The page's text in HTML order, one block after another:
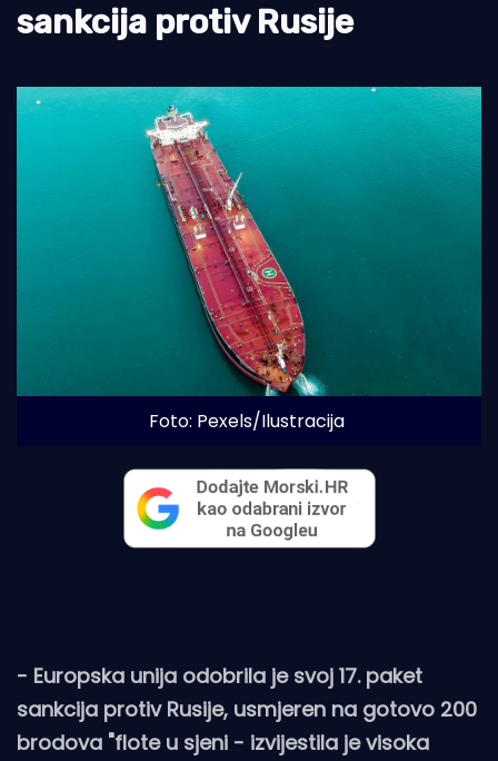
Tradicija i kultura
sankcija protiv Rusije
Foto: Pexels/Ilustracija
- Europska unija odobrila je svoj 17. paket
sankcija protiv Rusije, usmjeren na gotovo 200
brodova "flote u sjeni - izvijestila je visoka